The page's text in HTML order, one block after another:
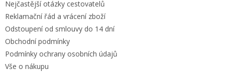
Nejčastější otázky cestovatelů
Reklamační řád a vrácení zboží
Odstoupení od smlouvy do 14 dní
Obchodní podmínky
Podmínky ochrany osobních údajů
Vše o nákupu